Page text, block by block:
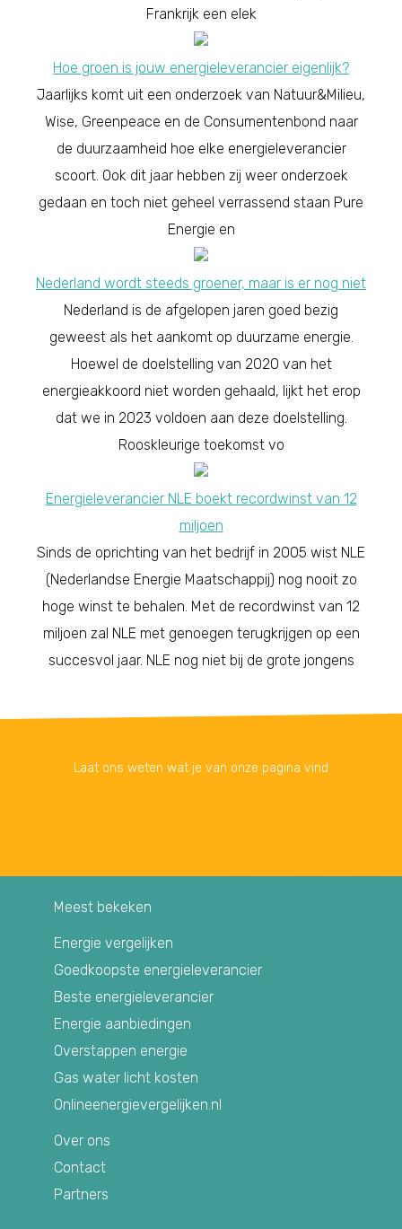
Frankrijk een elek
Hoe groen is jouw energieleverancier eigenlijk?
Jaarlijks komt uit een onderzoek van Natuur&Milieu,
Wise, Greenpeace en de Consumentenbond naar
de duurzaamheid hoe elke energieleverancier
scoort. Ook dit jaar hebben zij weer onderzoek
gedaan en toch niet geheel verrassend staan Pure
Energie en
Nederland wordt steeds groener, maar is er nog niet
Nederland is de afgelopen jaren goed bezig
geweest als het aankomt op duurzame energie.
Hoewel de doelstelling van 2020 van het
energieakkoord niet worden gehaald, lijkt het erop
dat we in 2023 voldoen aan deze doelstelling.
Rooskleurige toekomst vo
Energieleverancier NLE boekt recordwinst van 12
miljoen
Sinds de oprichting van het bedrijf in 2005 wist NLE
(Nederlandse Energie Maatschappij) nog nooit zo
hoge winst te behalen. Met de recordwinst van 12
miljoen zal NLE met genoegen terugkrijgen op een
succesvol jaar. NLE nog niet bij de grote jongens
Laat ons weten wat je van onze pagina vind
Meest bekeken
Energie vergelijken
Goedkoopste energieleverancier
Beste energieleverancier
Energie aanbiedingen
Overstappen energie
Gas water licht kosten
Onlineenergievergelijken.nl
Over ons
Contact
Partners